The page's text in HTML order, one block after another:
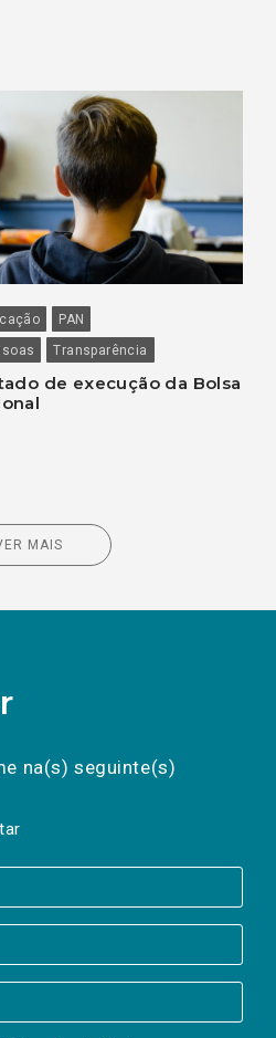
PAN
Transparência
de execução da Bolsa
MAIS
na(s) seguinte(s)